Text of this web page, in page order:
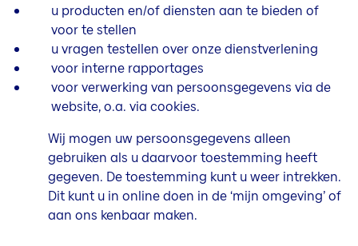
u producten en/of diensten aan te bieden of
voor te stellen
u vragen testellen over onze dienstverlening
voor interne rapportages
voor verwerking van persoonsgegevens via de
website, o.a. via cookies.
Wij mogen uw persoonsgegevens alleen
gebruiken als u daarvoor toestemming heeft
gegeven. De toestemming kunt u weer intrekken.
Dit kunt u in online doen in de ‘mijn omgeving’ of
aan ons kenbaar maken.